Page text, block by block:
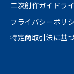
二次創作ガイドラ
プライバシーポリ
特定商取引法に基